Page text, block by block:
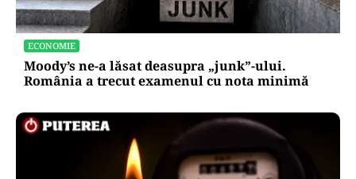
ECONOMIE
Moody’s ne-a lăsat deasupra „junk”-ului.
România a trecut examenul cu nota minimă